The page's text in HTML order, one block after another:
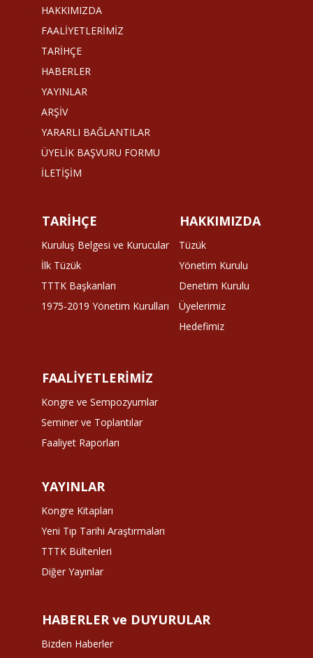
HAKKIMIZDA
FAALİYETLERİMİZ
TARİHÇE
HABERLER
YAYINLAR
ARŞİV
YARARLI BAĞLANTILAR
ÜYELİK BAŞVURU FORMU
İLETİŞİM
TARİHÇE
Kuruluş Belgesi ve Kurucular
İlk Tüzük
TTTK Başkanları
1975-2019 Yönetim Kurulları
HAKKIMIZDA
Tüzük
Yönetim Kurulu
Denetim Kurulu
Üyelerimiz
Hedefimiz
FAALİYETLERİMİZ
Kongre ve Sempozyumlar
Seminer ve Toplantılar
Faaliyet Raporları
YAYINLAR
Kongre Kitapları
Yeni Tıp Tarihi Araştırmaları
TTTK Bültenleri
Diğer Yayınlar
HABERLER ve DUYURULAR
Bizden Haberler